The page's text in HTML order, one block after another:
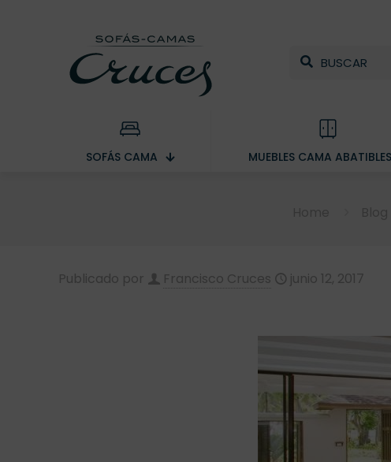
SOFÁS CAMA MUEBLES CAMA ABATIBLES
Publicado por Francisco Cruces junio 12, 2017